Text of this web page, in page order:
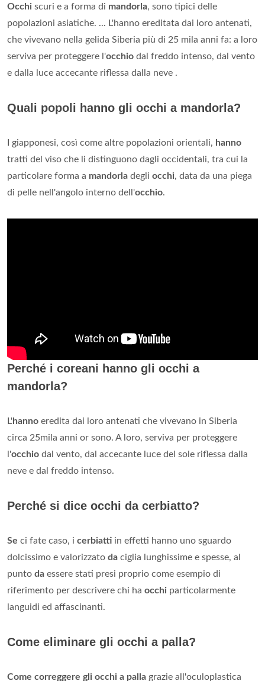
Occhi scuri e a forma di mandorla, sono tipici delle
popolazioni asiatiche. ... L'hanno ereditata dai loro antenati,
che vivevano nella gelida Siberia più di 25 mila anni fa: a loro
serviva per proteggere l'occhio dal freddo intenso, dal vento
e dalla luce accecante riflessa dalla neve .
Quali popoli hanno gli occhi a mandorla?
I giapponesi, così come altre popolazioni orientali, hanno
tratti del viso che li distinguono dagli occidentali, tra cui la
particolare forma a mandorla degli occhi, data da una piega
di pelle nell'angolo interno dell'occhio.
Perché i coreani hanno gli occhi a
mandorla?
L'hanno eredita dai loro antenati che vivevano in Siberia
circa 25mila anni or sono. A loro, serviva per proteggere
l'occhio dal vento, dal accecante luce del sole riflessa dalla
neve e dal freddo intenso.
Perché si dice occhi da cerbiatto?
Se ci fate caso, i cerbiatti in effetti hanno uno sguardo
dolcissimo e valorizzato da ciglia lunghissime e spesse, al
punto da essere stati presi proprio come esempio di
riferimento per descrivere chi ha occhi particolarmente
languidi ed affascinanti.
Come eliminare gli occhi a palla?
Come correggere gli occhi a palla grazie all'oculoplastica